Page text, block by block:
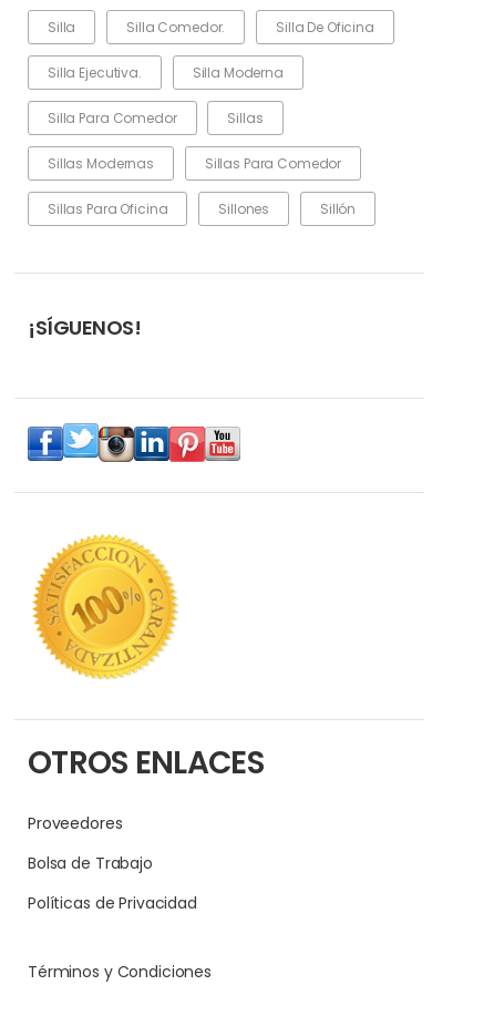
Silla Silla Comedor. Silla De Oficina
Silla Ejecutiva. Silla Moderna
Silla Para Comedor Sillas
Sillas Modernas Sillas Para Comedor
Sillas Para Oficina Sillones Sillón
¡SÍGUENOS!
OTROS ENLACES
Proveedores
Bolsa de Trabajo
Políticas de Privacidad
Términos y Condiciones